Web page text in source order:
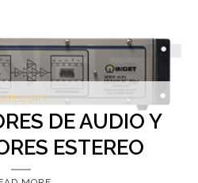
DE AUDIO Y
ESTEREO